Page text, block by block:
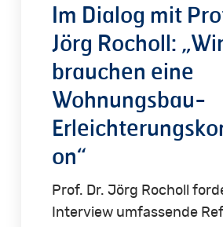
Im Dialog mit
Jörg Rocholl:
brauchen eine
Wohnungsbau-
on“
Prof. Dr. Jörg Rocholl
Interview umfassende